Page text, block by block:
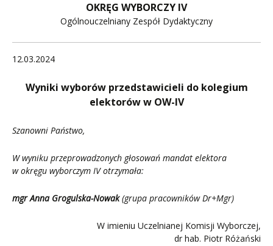
OKRĘG WYBORCZY IV
Ogólnouczelniany Zespół Dydaktyczny
12.03.2024
Wyniki wyborów przedstawicieli do kolegium
elektorów w OW-IV
Szanowni Państwo,
W wyniku przeprowadzonych głosowań mandat elektora
w okręgu wyborczym IV otrzymała:
mgr Anna Grogulska-Nowak(grupa pracowników Dr+Mgr)
W imieniu Uczelnianej Komisji Wyborczej,
dr hab. Piotr Różański